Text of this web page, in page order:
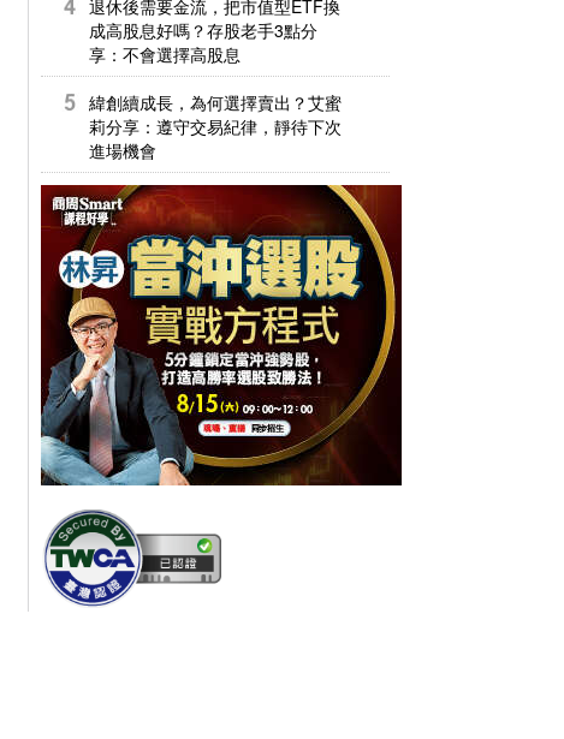
退休後需要金流，把市值型ETF換
成高股息好嗎？存股老手3點分
享：不會選擇高股息
緯創續成長，為何選擇賣出？艾蜜
莉分享：遵守交易紀律，靜待下次
進場機會